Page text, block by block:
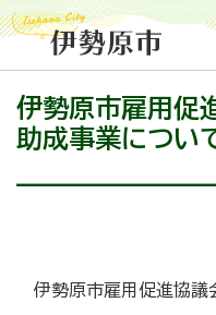
伊勢原市雇用促
助成事業につい
伊勢原市雇用促進協議